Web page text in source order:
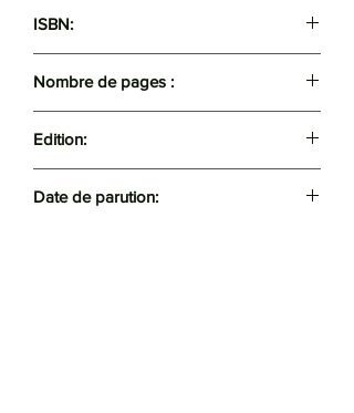
ISBN:
Nombre de pages :
Edition:
Date de parution: